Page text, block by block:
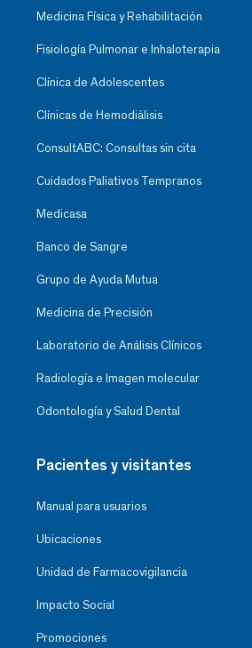
Medicina Física y Rehabilitación
Fisiología Pulmonar e Inhaloterapia
Clínica de Adolescentes
Clínicas de Hemodiálisis
ConsultABC: Consultas sin cita
Cuidados Paliativos Tempranos
Medicasa
Banco de Sangre
Grupo de Ayuda Mutua
Medicina de Precisión
Laboratorio de Análisis Clínicos
Radiología e Imagen molecular
Odontología y Salud Dental
Pacientes y visitantes
Manual para usuarios
Ubicaciones
Unidad de Farmacovigilancia
Impacto Social
Promociones